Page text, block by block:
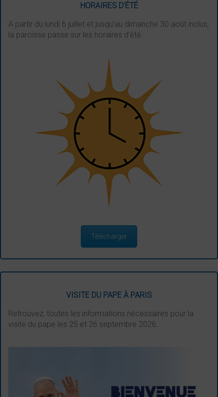
HORAIRES D’ÉTÉ
A partir du lundi 6 juillet et jusqu’au dimanche 30 août inclus,
la paroisse passe sur les horaires d’été.
Télécharger
VISITE DU PAPE À PARIS
Retrouvez, toutes les informations nécessaires pour la
visite du pape les 25 et 26 septembre 2026.